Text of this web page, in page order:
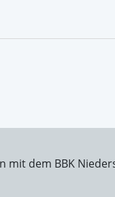
mit dem BBK